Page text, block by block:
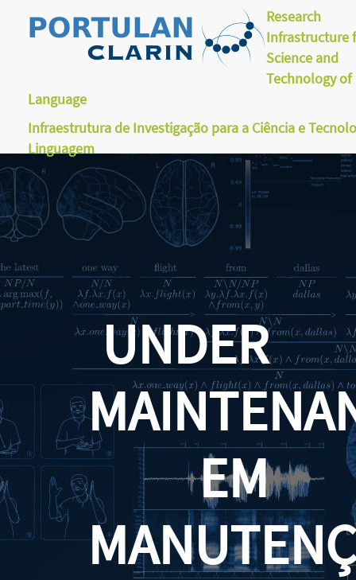
Research
Infrastructure
Science and
Technology of
Language
Infraestrutura de Investigação para a Ciência e
Linguagem
UNDER
EM